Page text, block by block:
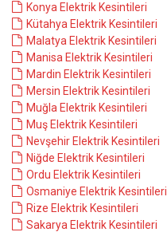
Konya Elektrik Kesintileri
Kütahya Elektrik Kesintileri
Malatya Elektrik Kesintileri
Manisa Elektrik Kesintileri
Mardin Elektrik Kesintileri
Mersin Elektrik Kesintileri
Muğla Elektrik Kesintileri
Muş Elektrik Kesintileri
Nevşehir Elektrik Kesintileri
Niğde Elektrik Kesintileri
Ordu Elektrik Kesintileri
Osmaniye Elektrik Kesintileri
Rize Elektrik Kesintileri
Sakarya Elektrik Kesintileri